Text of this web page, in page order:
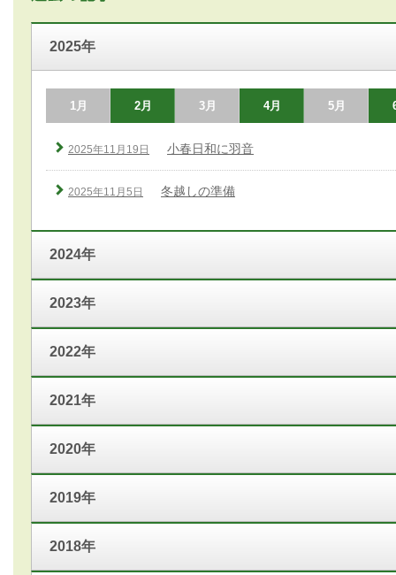
2025年
1月 2月 3月 4月 5月
2025年11月19日 小春日和に羽音
2025年11月5日 冬越しの準備
2024年
2023年
2022年
2021年
2020年
2019年
2018年